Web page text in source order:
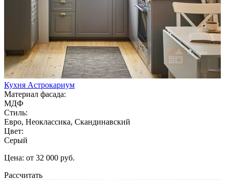
Кухня Астрокариум
Материал фасада:
МДФ
Стиль:
Евро, Неоклассика, Скандинавский
Цвет:
Серый
Цена: от 32 000 руб.
Рассчитать